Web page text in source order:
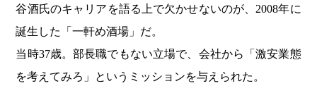
谷酒氏のキャリアを語る上で欠かせないのが、2008年に
誕生した「一軒め酒場」だ。
当時37歳。部長職でもない立場で、会社から「激安業態
を考えてみろ」というミッションを与えられた。